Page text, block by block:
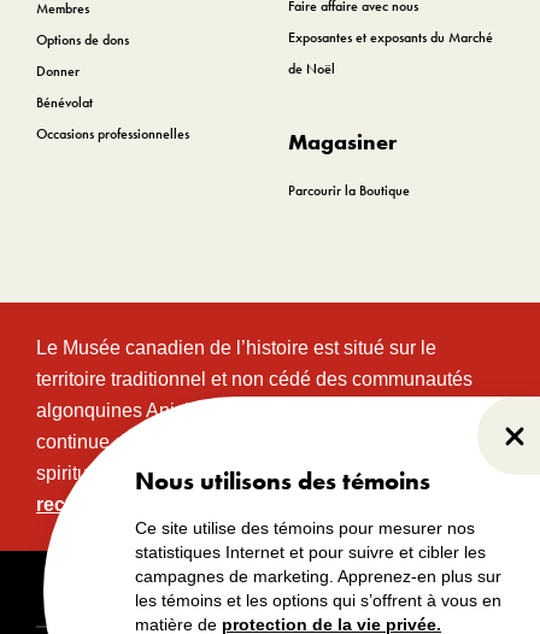
Nous utilisons des témoins
Ce site utilise des témoins pour mesurer nos
statistiques Internet et pour suivre et cibler les
campagnes de marketing. Apprenez-en plus sur
les témoins et les options qui s’offrent à vous en
matière de protection de la vie privée.
Membres
Options de dons
Donner
Bénévolat
Occasions professionnelles
Faire affaire avec nous
Exposantes et exposants du Marché
de Noël
Magasiner
Parcourir la Boutique
Le Musée canadien de l’histoire est situé sur le
territoire traditionnel et non cédé des communautés
algonquines Anishinabeg. Ce territoire a eu et
continue d’avoir une grande importance historique,
spirituelle et sacrée.
Lire l’intégralité de la
reconnaissance territoriale.
Droits d’auteur Avertissements Avis de confidentialité